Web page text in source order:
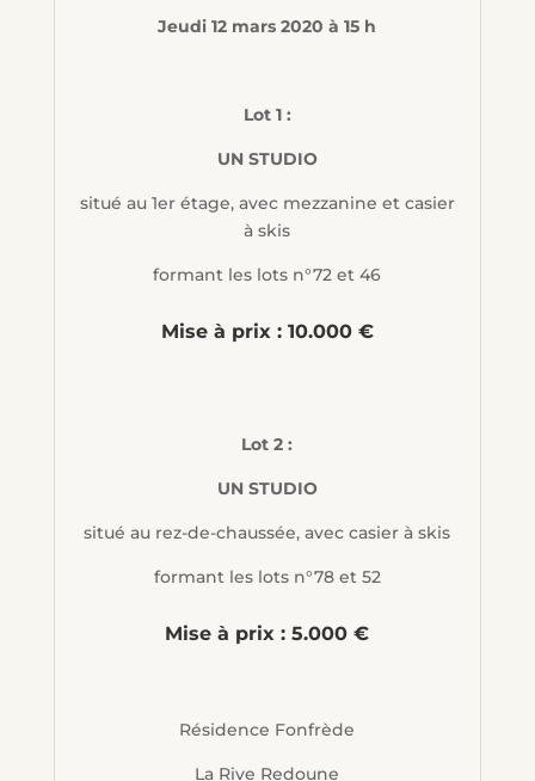
Jeudi 12 mars 2020 à 15 h
Lot 1 :
UN STUDIO
situé au 1er étage, avec mezzanine et casier
à skis
formant les lots n°72 et 46
Mise à prix : 10.000 €
Lot 2 :
UN STUDIO
situé au rez-de-chaussée, avec casier à skis
formant les lots n°78 et 52
Mise à prix : 5.000 €
Résidence Fonfrède
La Rive Redoune